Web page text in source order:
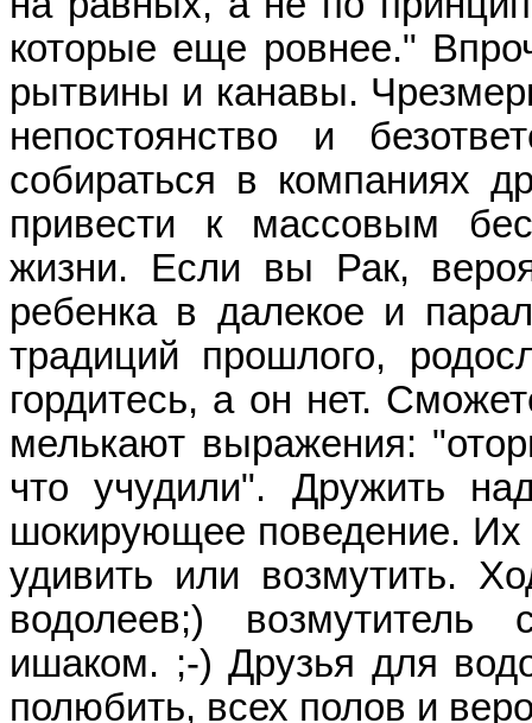
которые еще ровнее."
рытвины и канавы.
непостоянство и
собираться в компаниях
привести к массовым
жизни. Если вы Рак,
ребенка в далекое и
традиций прошлого,
гордитесь, а он нет.
мелькают выражения:
что учудили". Дружить
шокирующее поведение. Их
удивить или возмутить.
водолеев;) возмутитель
ишаком. ;-) Друзья для
полюбить, всех полов и